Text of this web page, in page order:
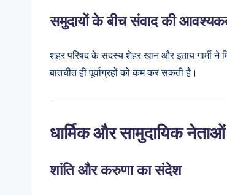
समुदायों के बीच संवाद की
शहर परिषद के सदस्य शेहर खान और इताय गार्मी
बातचीत ही पूर्वाग्रहों को कम कर सकती है।
धार्मिक और सामुदायिक
शांति और करुणा का संदेश